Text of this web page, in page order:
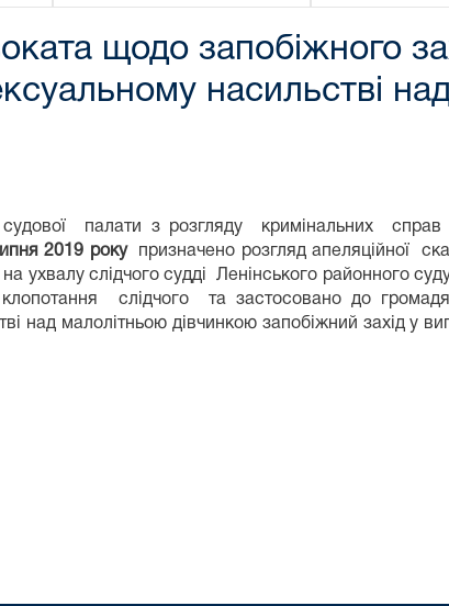
щодо запобіжного
насильстві
палати з розгляду кримінальних справ
2019 рокупризначено розгляд апеляційної
ухвалу слідчого судді Ленінського районного
слідчого та застосовано до
над малолітньою дівчинкою запобіжний захід у